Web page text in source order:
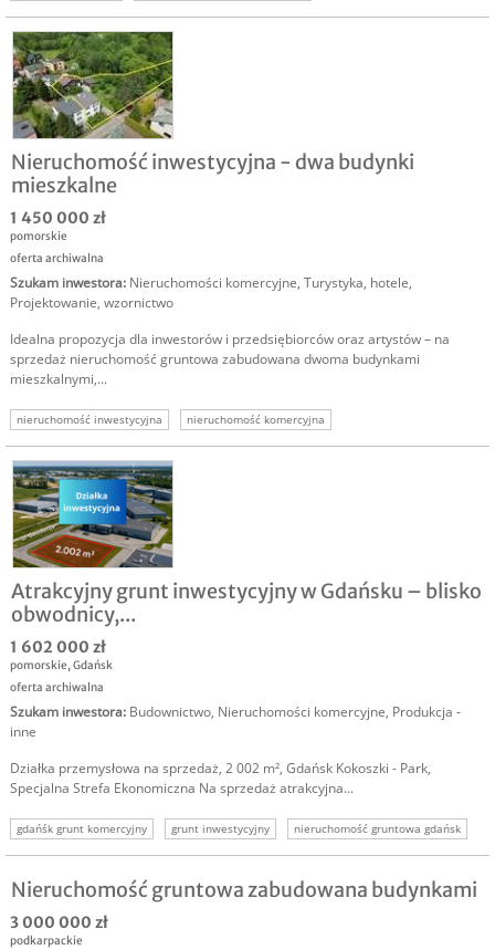
sprzedam działkę usługową
nieruchomość komercyjna
nieruchomość gruntowa
Nieruchomość inwestycyjna - dwa budynki
mieszkalne
1 450 000 zł
pomorskie
oferta archiwalna
Szukam inwestora: Nieruchomości komercyjne, Turystyka, hotele,
Projektowanie, wzornictwo
Idealna propozycja dla inwestorów i przedsiębiorców oraz artystów – na
sprzedaż nieruchomość gruntowa zabudowana dwoma budynkami
mieszkalnymi,...
nieruchomość inwestycyjna
nieruchomość komercyjna
nieruchomości inwestycyjne
Atrakcyjny grunt inwestycyjny w Gdańsku – blisko
obwodnicy,...
1 602 000 zł
pomorskie,Gdańsk
oferta archiwalna
Szukam inwestora: Budownictwo, Nieruchomości komercyjne, Produkcja -
inne
Działka przemysłowa na sprzedaż, 2 002 m², Gdańsk Kokoszki - Park,
Specjalna Strefa Ekonomiczna Na sprzedaż atrakcyjna...
gdańśk grunt komercyjny grunt inwestycyjny
nieruchomość gruntowa gdańsk
nieruchomości komercyjne
trójmiasto grunt komercyjny
działka inwestycyjna gdańsk
Nieruchomość gruntowa zabudowana budynkami
3 000 000 zł
podkarpackie